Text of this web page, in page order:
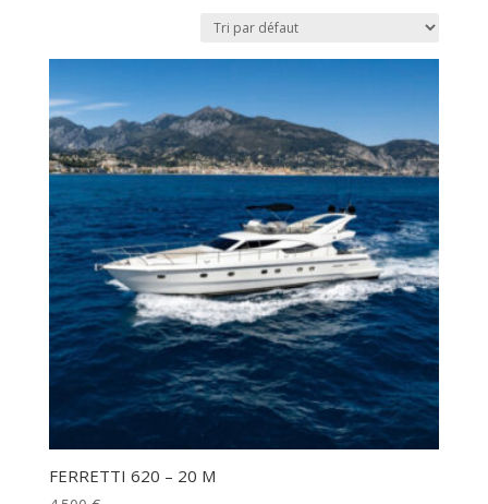
FERRETTI 620 – 20 M